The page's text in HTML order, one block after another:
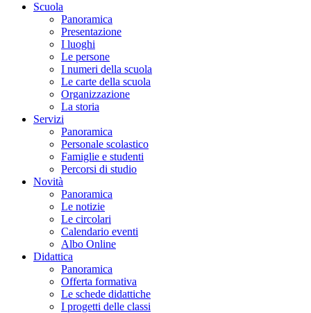
Scuola
Panoramica
Presentazione
I luoghi
Le persone
I numeri della scuola
Le carte della scuola
Organizzazione
La storia
Servizi
Panoramica
Personale scolastico
Famiglie e studenti
Percorsi di studio
Novità
Panoramica
Le notizie
Le circolari
Calendario eventi
Albo Online
Didattica
Panoramica
Offerta formativa
Le schede didattiche
I progetti delle classi